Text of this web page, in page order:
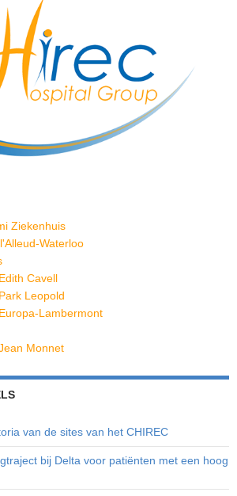
Ziekenhuis
Waterloo
Cavell
Leopold
Lambermont
Monnet
van de sites van het CHIREC
bij Delta voor patiënten met een hoog